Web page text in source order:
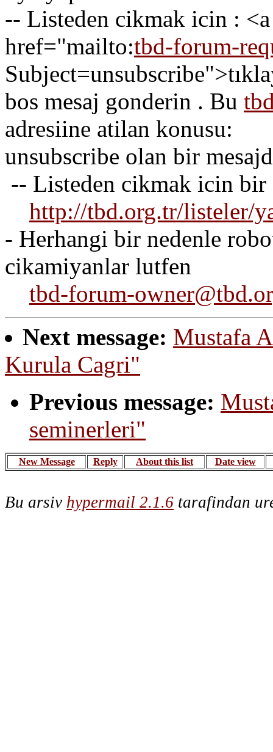
-- Listeden cikmak icin : <a
href="mailto:tbd-forum-
bos mesaj gonderin . Bu
adresiine atilan konusu:
unsubscribe olan bir
-- Listeden cikmak icin bir
http://tbd.org.tr/listeler/
- Herhangi bir nedenle
cikamiyanlar lutfen
tbd-forum-
Next message: Mustafa
Kurula Cagri"
Previous message:
seminerleri"
New Message Reply About this list Date view
Bu arsiv hypermail 2.1.6 tarafindan